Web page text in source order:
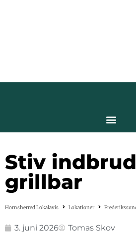
Stiv
grillbar
Hornsherred Lokalavis Lokationer
3. juni 2026
Tomas Skov